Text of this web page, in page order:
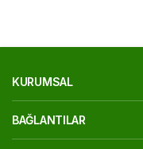
KURUMSAL
BAĞLANTILAR